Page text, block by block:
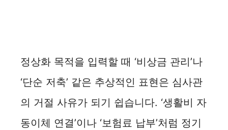
정상화 목적을 입력할 때 ‘비상금 관리’나
‘단순 저축’ 같은 추상적인 표현은 심사관
의 거절 사유가 되기 쉽습니다. ‘생활비 자
동이체 연결’이나 ‘보험료 납부’처럼 정기